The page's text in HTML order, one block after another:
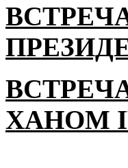
ХАНОМ